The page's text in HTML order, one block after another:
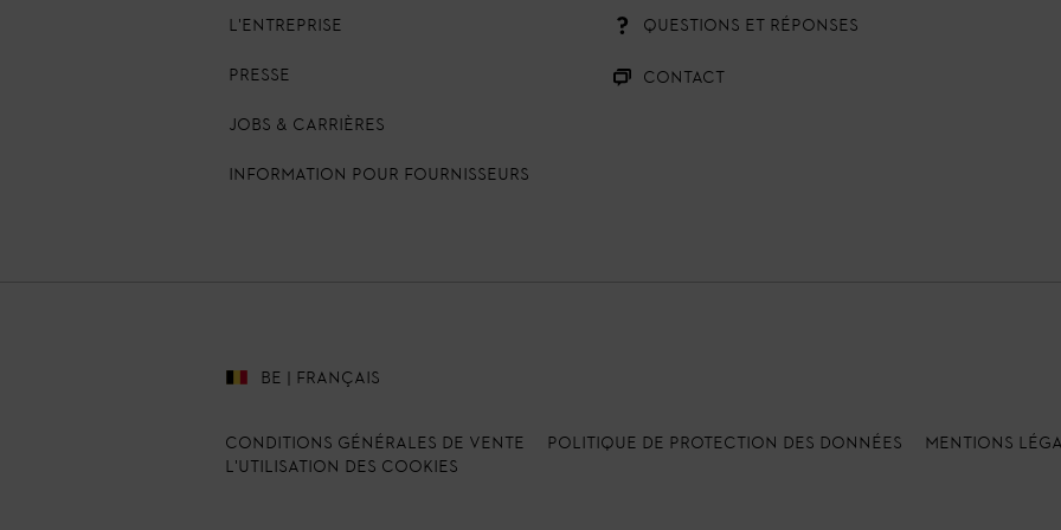
L'ENTREPRISE
PRESSE
JOBS & CARRIÈRES
INFORMATION POUR FOURNISSEURS
QUESTIONS ET RÉPONSES
CONTACT
BE | FRANÇAIS
Conditions Générales de Vente POLITIQUE DE PROTECTION DES DONNÉES
MENTIONS
L'UTILISATION DES COOKIES